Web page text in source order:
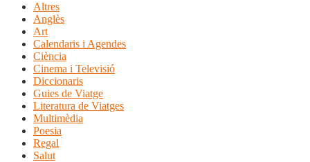
Altres
Anglès
Art
Calendaris i Agendes
Ciència
Cinema i Televisió
Diccionaris
Guies de Viatge
Literatura de Viatges
Multimèdia
Poesia
Regal
Salut